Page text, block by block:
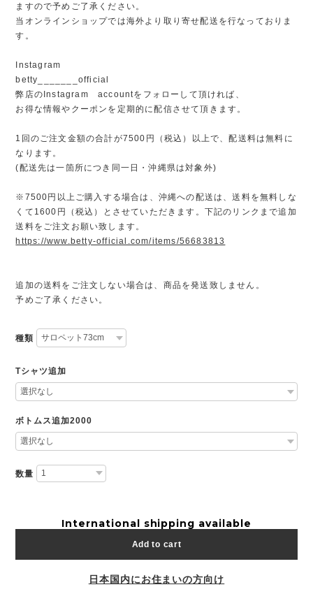
ますので予めご了承ください。
当オンラインショップでは海外より取り寄せ配送を行なっておりま
す。
Instagram
betty_______official
弊店のInstagram accountをフォローして頂ければ、
お得な情報やクーポンを定期的に配信させて頂きます。
1回のご注文金額の合計が7500円（税込）以上で、配送料は無料に
なります。
(配送先は一箇所につき同一日・沖縄県は対象外)
※7500円以上ご購入する場合は、沖縄への配送は、送料を無料しな
くて1600円（税込）とさせていただきます。下記のリンクまで追加
送料をご注文お願い致します。
https://www.betty-official.com/items/56683813
追加の送料をご注文しない場合は、商品を発送致しません。
予めご了承ください。
種類
Tシャツ追加
ボトムス追加2000
数量
International shipping available
Add to cart
日本国内にお住まいの方向け